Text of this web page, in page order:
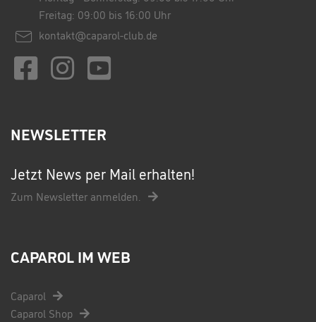
Freitag: 09:00 bis 16:00 Uhr
kontakt@caparol-club.de
NEWSLETTER
Jetzt News per Mail erhalten!
Zum Newsletter anmelden.
CAPAROL IM WEB
Caparol
Caparol Shop